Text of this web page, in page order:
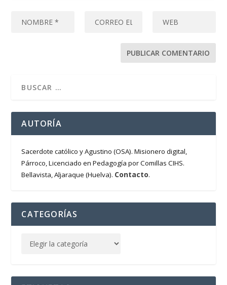
AUTORÍA
Sacerdote católico y Agustino (OSA). Misionero digital,
Párroco, Licenciado en Pedagogía por Comillas CIHS.
Bellavista, Aljaraque (Huelva). Contacto.
CATEGORÍAS